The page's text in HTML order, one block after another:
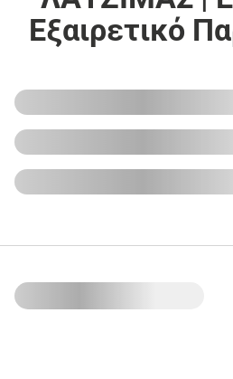
Εξαιρετικό